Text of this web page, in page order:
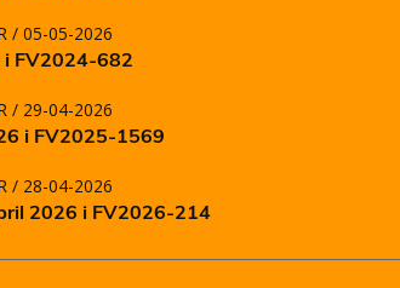
/ 05-05-2026
i FV2024-682
/ 29-04-2026
i FV2025-1569
/ 28-04-2026
2026 i FV2026-214